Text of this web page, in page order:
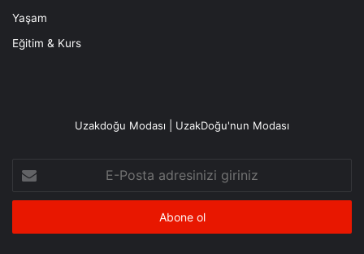
Yaşam
Eğitim & Kurs
Uzakdoğu Modası | UzakDoğu'nun Modası
Posta
adresinizi